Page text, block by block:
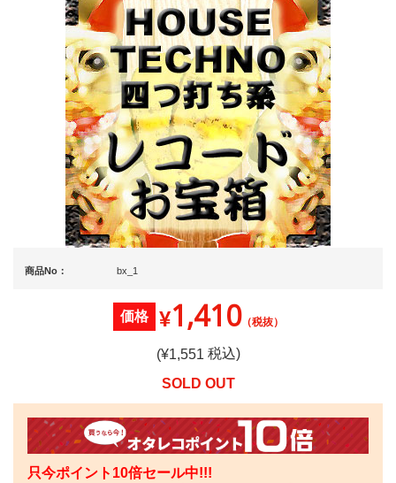
商品No： bx_1
価格 ¥1,410（税抜）
(¥1,551 税込)
SOLD OUT
只今ポイント10倍セール中!!!